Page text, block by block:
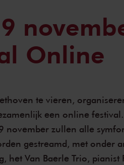
Online
te vieren,
een online
november zullen alle
gestreamd, met onder
het Van Baerle Trio, pianist